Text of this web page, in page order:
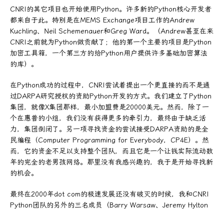
CNRI的其它项目也开始使用Python。许多新的Python核心开发者
都来自于此。特别是在MEMS Exchange项目工作的Andrew
Kuchling、Neil Schemenauer和Greg Ward。（Andrew甚至在来
CNRI之前就为Python做贡献了；他的第一个主要的项目是Python
加密工具箱，一个第三方的给Python用户提供许多基础加密算法
的库）。
在Python成功的过程中，CNRI尝试着提出一个更直接的而不是通
过DARPA研究授权的资助Python开发的方式。我们建立了Python
集团，就像X集团那样，最小加盟费是20000美元。然而，除了一
个在惠普的小组，我们没有获得更多的牵引力，最终由于缺乏活
力，集团倒闭了。另一项寻找资金的尝试接受DARPA资助的是全
民编程（Computer Programming for Everybody，CP4E）。然
而，它的资金不足以支持整个团队，而且它是一个让钱实际流动数
年的完全的老男孩网络。那里没有我感兴趣的，我于是开始寻找新
的机会。
最终在2000年dot com的极速发展还没有破灭的时候，我和CNRI
Python团队的另外的三名成员（Barry Warsaw、Jeremy Hylton